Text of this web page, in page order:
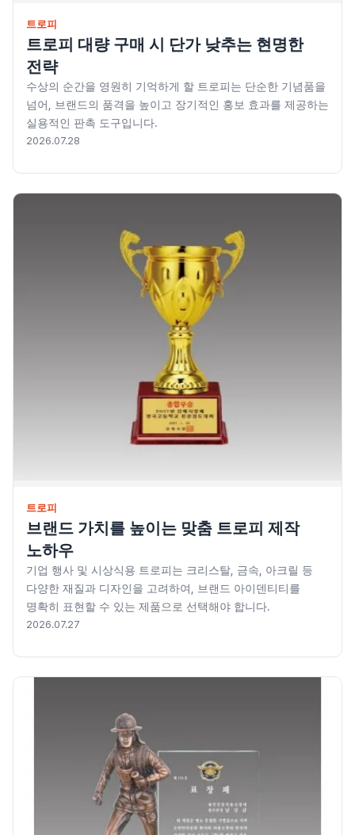
트로피
트로피 대량 구매 시 단가 낮추는 현명한
전략
수상의 순간을 영원히 기억하게 할 트로피는 단순한 기념품을
넘어, 브랜드의 품격을 높이고 장기적인 홍보 효과를 제공하는
실용적인 판촉 도구입니다.
2026.07.28
트로피
브랜드 가치를 높이는 맞춤 트로피 제작
노하우
기업 행사 및 시상식용 트로피는 크리스탈, 금속, 아크릴 등
다양한 재질과 디자인을 고려하여, 브랜드 아이덴티티를
명확히 표현할 수 있는 제품으로 선택해야 합니다.
2026.07.27